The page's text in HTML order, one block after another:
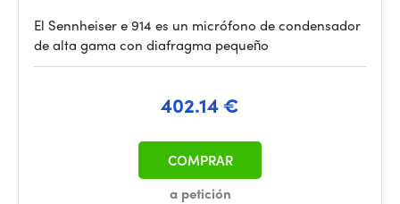
El Sennheiser e 914 es un micrófono de condensador
de alta gama con diafragma pequeño
402.14 €
a petición
COMPRAR